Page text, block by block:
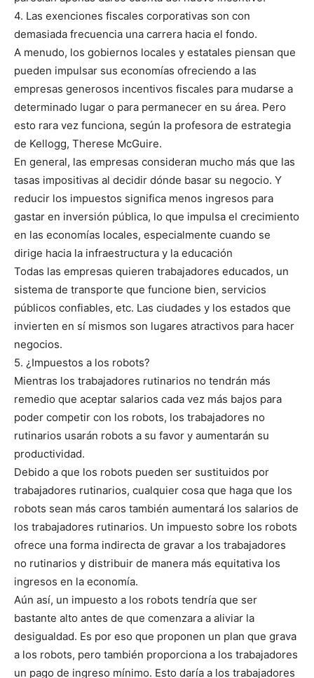
4. Las exenciones fiscales corporativas son con
demasiada frecuencia una carrera hacia el fondo.
A menudo, los gobiernos locales y estatales piensan que
pueden impulsar sus economías ofreciendo a las
empresas generosos incentivos fiscales para mudarse a
determinado lugar o para permanecer en su área. Pero
esto rara vez funciona, según la profesora de estrategia
de Kellogg, Therese McGuire.
En general, las empresas consideran mucho más que las
tasas impositivas al decidir dónde basar su negocio. Y
reducir los impuestos significa menos ingresos para
gastar en inversión pública, lo que impulsa el crecimiento
en las economías locales, especialmente cuando se
dirige hacia la infraestructura y la educación
Todas las empresas quieren trabajadores educados, un
sistema de transporte que funcione bien, servicios
públicos confiables, etc. Las ciudades y los estados que
invierten en sí mismos son lugares atractivos para hacer
negocios.
5. ¿Impuestos a los robots?
Mientras los trabajadores rutinarios no tendrán más
remedio que aceptar salarios cada vez más bajos para
poder competir con los robots, los trabajadores no
rutinarios usarán robots a su favor y aumentarán su
productividad.
Debido a que los robots pueden ser sustituidos por
trabajadores rutinarios, cualquier cosa que haga que los
robots sean más caros también aumentará los salarios de
los trabajadores rutinarios. Un impuesto sobre los robots
ofrece una forma indirecta de gravar a los trabajadores
no rutinarios y distribuir de manera más equitativa los
ingresos en la economía.
Aún así, un impuesto a los robots tendría que ser
bastante alto antes de que comenzara a aliviar la
desigualdad. Es por eso que proponen un plan que grava
a los robots, pero también proporciona a los trabajadores
un pago de ingreso mínimo. Esto daría a los trabajadores